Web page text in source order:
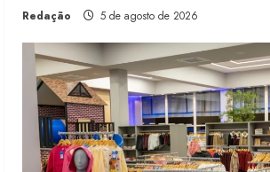
Redação 5 de agosto de 2026